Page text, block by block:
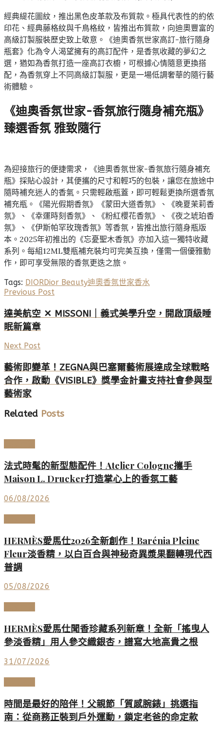
經典緹花圖紋，推出黑色皮革款及布質款。極具代表性的約依
印花、經典藤格紋與千鳥格紋，皆推出布質款，向迪奧豐富的
高級訂製服裝歷史致上敬意。《迪奧香氛世家高訂-旅行隨身
瓶套》化為令人渴望擁有的高訂配件，是香氛收藏的夢幻之
選，猶如為香氛打造一座高訂衣櫥，可根據心情隨意更換搭
配，為香氛穿上不同高級訂製服，更是一場低調奢華的隨行藝
術體驗。
《迪奧香氛世家-香氛旅行隨身補充瓶》
臻選香氛 雅致隨行
為迎接旅行的便捷需求，《迪奧香氛世家-香氛旅行隨身補充
瓶》採貼心設計，其便攜的尺寸和輕巧的包裝，讓您在旅途中
隨時補充迷人的香氣。只需輕啟瓶蓋，即可輕鬆更換所選香氛
補充瓶。《陽光假期香氛》《蒙田大道香氛》、《晚夏茉莉香
氛》、《幸運時刻香氛》、《粉紅櫻花香氛》、《夜之琥珀香
氛》、《伊斯帕罕玫瑰香氛》等香氛，皆推出旅行隨身瓶版
本。2025年初推出的《忘憂聖木香氛》亦加入這一獨特收藏
系列。每組12ML雙瓶補充裝均可完美互換，僅需一個優雅動
作，即可享受無限的香氛更迭之旅。
Tags: DIORDior Beauty迪奧香氛世家香水
Previous Post
達美航空 ✕ MISSONI｜義式美學升空，開啟頂級睡
眠新篇章
Next Post
藝術即變革！ZEGNA與巴塞爾藝術展達成全球戰略
合作，啟動《VISIBLE》獎學金計畫支持社會參與型
藝術家
Related Posts
法式時髦的新型態配件！Atelier Cologne攜手
Maison L. Drucker打造掌心上的香氛工藝
06/08/2026
HERMÈS愛馬仕2026全新創作！Barénia Pleine
Fleur淡香精，以白百合與神秘奇異漿果翻轉現代西
普調
05/08/2026
HERMÈS愛馬仕聞香珍藏系列新章！全新「搖曳人
參淡香精」用人參交織銀杏，譜寫大地高貴之根
31/07/2026
時間是最好的陪伴！父親節「質感腕錶」挑選指
南：從商務正裝到戶外運動，鎖定老爸的命定款